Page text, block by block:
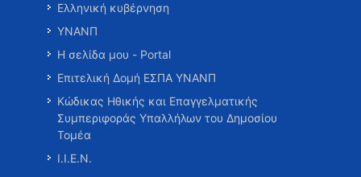
Ελληνική κυβέρνηση
ΥΝΑΝΠ
Η σελίδα μου - Portal
Επιτελική Δομή ΕΣΠΑ ΥΝΑΝΠ
Κώδικας Ηθικής και Επαγγελματικής
Συμπεριφοράς Υπαλλήλων του Δημοσίου
Τομέα
Ι.Ι.Ε.Ν.